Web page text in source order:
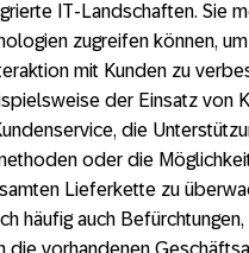
IT-Landschaften. Sie
zugreifen können,
mit Kunden zu
der Einsatz von
die
oder die
Lieferkette zu
häufig auch